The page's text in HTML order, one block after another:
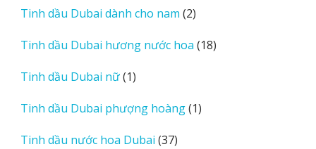
phẩm
Tinh dầu Dubai dành cho nam 22
phẩm
Tinh dầu Dubai hương nước hoa 1818
Tinh dầu Dubai nữ 11
phẩm
Tinh dầu Dubai phượng hoàng 11
Tinh dầu nước hoa Dubai 3737